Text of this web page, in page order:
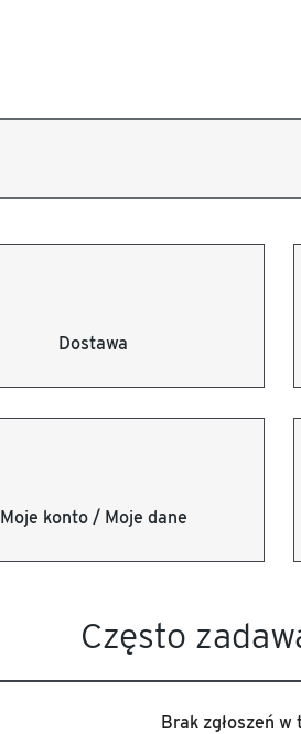
Dostawa
Moje konto / Moje dane
Często
Brak zgłoszeń